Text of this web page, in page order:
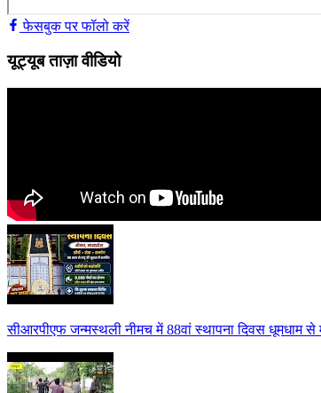
फेसबुक पर फॉलो करें
यूट्यूब ताज़ा वीडियो
सीआरपीएफ जन्मस्थली नीमच में 88वां स्थापना दिवस धूमधाम से